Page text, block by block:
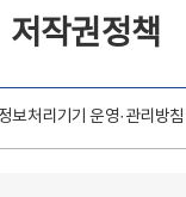
저작권정책
보처리기기 운영·관리방침